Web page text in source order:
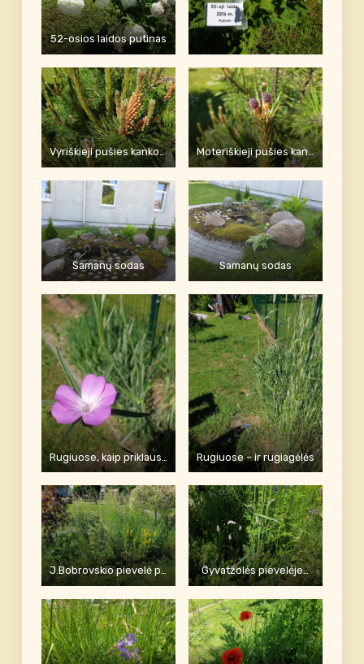
52-osios laidos putinas
Vyriškieji pušies kankorėžiai Moteriškieji pušies kankorėžėliai
Samanų sodas Samanų sodas
Rugiuose – ir rugiagėlės
J.Bobrovskio pievelė pilnai žydinti ir graži Gyvatžolės pievelėje…